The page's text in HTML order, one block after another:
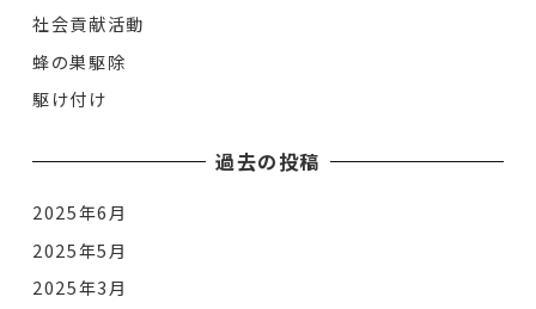
社会貢献活動
蜂の巣駆除
駆け付け
過去の投稿
2025年6月
2025年5月
2025年3月